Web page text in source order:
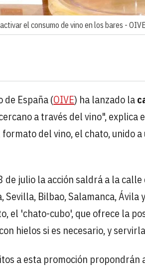
el consumo de vino en los bares - OIVE
España (OIVE) ha lanzado la
a través del vino", explica
del vino, el chato, unido
de julio la acción saldrá a la calle
Bilbao, Salamanca, Ávila
el 'chato-cubo', que ofrece la
hielos si es necesario, y
a esta promoción propondrán